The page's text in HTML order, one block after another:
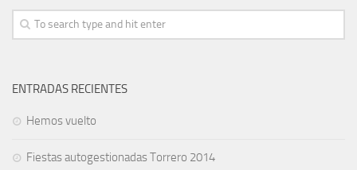
ENTRADAS RECIENTES
Hemos vuelto
Fiestas autogestionadas Torrero 2014